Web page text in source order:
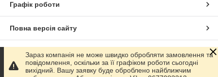
Графік роботи
Повна версія сайту
Сайт створено на маркетплейсіProm.ua
Зараз компанія не може швидко обробляти замовлення та
повідомлення, оскільки за її графіком роботи сьогодні
вихідний. Вашу заявку буде оброблено найближчим